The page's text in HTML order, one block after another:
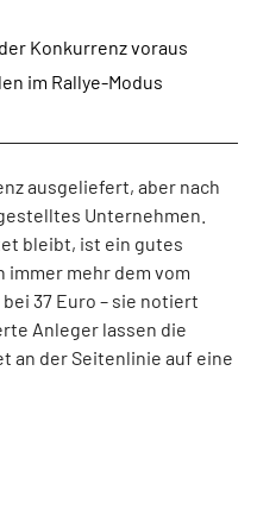
Konkurrenz voraus
im Rallye-Modus
ausgeliefert, aber nach
Unternehmen.
bleibt, ist ein gutes
mehr dem vom
37 Euro – sie notiert
Anleger lassen die
an der Seitenlinie auf eine